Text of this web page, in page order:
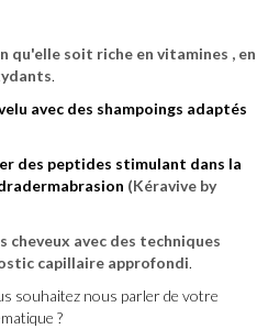
qu'elle soit riche en vitamines , en
.
avec des shampoings adaptés
des peptides stimulant dans la
(Kéravive by
cheveux avec des techniques
capillaire approfondi.
souhaitez nous parler de votre
?